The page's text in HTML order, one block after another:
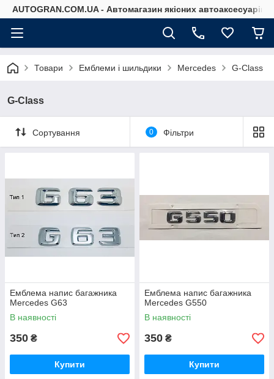
AUTOGRAN.COM.UA - Автомагазин якісних автоаксесуарів
Товари Емблеми і шильдики Mercedes G-Class
G-Class
Сортування 0 Фільтри
Емблема напис багажника
Mercedes G63
В наявності
350 ₴
Купити
Емблема напис багажника
Mercedes G550
В наявності
350 ₴
Купити